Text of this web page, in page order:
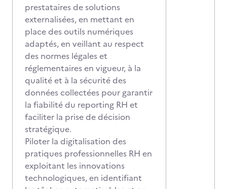
prestataires de solutions
externalisées, en mettant en
place des outils numériques
adaptés, en veillant au respect
des normes légales et
réglementaires en vigueur, à la
qualité et à la sécurité des
données collectées pour garantir
la fiabilité du reporting RH et
faciliter la prise de décision
stratégique.
Piloter la digitalisation des
pratiques professionnelles RH en
exploitant les innovations
technologiques, en identifiant